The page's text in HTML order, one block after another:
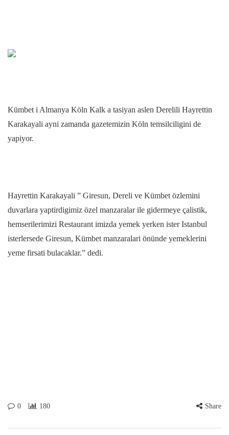
Kümbet i Almanya Köln Kalk a tasiyan aslen Derelili Hayrettin
Karakayali ayni zamanda gazetemizin Köln temsilciligini de
yapiyor.
Hayrettin Karakayali ” Giresun, Dereli ve Kümbet özlemini
duvarlara yaptirdigimiz özel manzaralar ile gidermeye çalistik,
hemserilerimizi Restaurant imizda yemek yerken ister Istanbul
isterlersede Giresun, Kümbet manzaralari önünde yemeklerini
yeme firsati bulacaklar.” dedi.
0 180 Share